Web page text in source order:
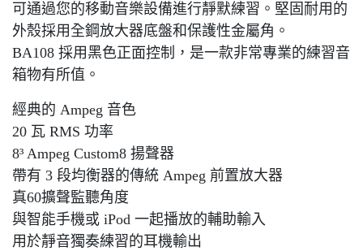
可通過您的移動音樂設備進行靜默練習。堅固耐用的
外殼採用全鋼放大器底盤和保護性金屬角。
BA108 採用黑色正面控制，是一款非常專業的練習音
箱物有所值。
經典的 Ampeg 音色
20 瓦 RMS 功率
8³ Ampeg Custom8 揚聲器
帶有 3 段均衡器的傳統 Ampeg 前置放大器
真60擴聲監聽角度
與智能手機或 iPod 一起播放的輔助輸入
用於靜音獨奏練習的耳機輸出